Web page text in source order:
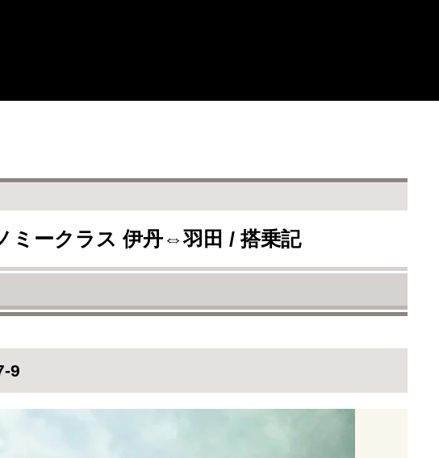
ミークラス 伊丹⇔羽田 / 搭乗記
でチェックイン
9